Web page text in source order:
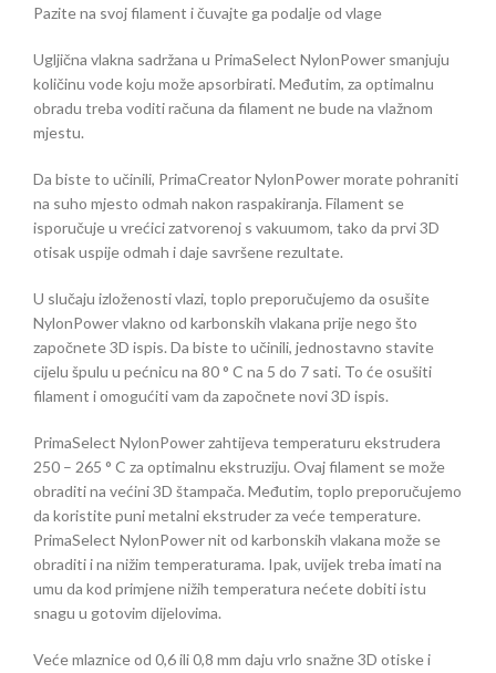
Pazite na svoj filament i čuvajte ga podalje od vlage
Ugljična vlakna sadržana u PrimaSelect NylonPower smanjuju
količinu vode koju može apsorbirati. Međutim, za optimalnu
obradu treba voditi računa da filament ne bude na vlažnom
mjestu.
Da biste to učinili, PrimaCreator NylonPower morate pohraniti
na suho mjesto odmah nakon raspakiranja. Filament se
isporučuje u vrećici zatvorenoj s vakuumom, tako da prvi 3D
otisak uspije odmah i daje savršene rezultate.
U slučaju izloženosti vlazi, toplo preporučujemo da osušite
NylonPower vlakno od karbonskih vlakana prije nego što
započnete 3D ispis. Da biste to učinili, jednostavno stavite
cijelu špulu u pećnicu na 80 ° C na 5 do 7 sati. To će osušiti
filament i omogućiti vam da započnete novi 3D ispis.
PrimaSelect NylonPower zahtijeva temperaturu ekstrudera
250 – 265 ° C za optimalnu ekstruziju. Ovaj filament se može
obraditi na većini 3D štampača. Međutim, toplo preporučujemo
da koristite puni metalni ekstruder za veće temperature.
PrimaSelect NylonPower nit od karbonskih vlakana može se
obraditi i na nižim temperaturama. Ipak, uvijek treba imati na
umu da kod primjene nižih temperatura nećete dobiti istu
snagu u gotovim dijelovima.
Veće mlaznice od 0,6 ili 0,8 mm daju vrlo snažne 3D otiske i